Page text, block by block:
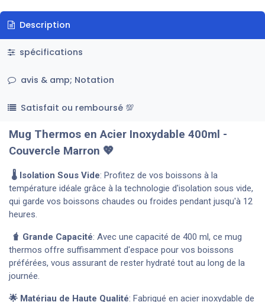
Description
spécifications
avis & amp; Notation
Satisfait ou remboursé 💯
Mug Thermos en Acier Inoxydable 400ml -
Couvercle Marron 💖
🌡️ Isolation Sous Vide: Profitez de vos boissons à la
température idéale grâce à la technologie d'isolation sous vide,
qui garde vos boissons chaudes ou froides pendant jusqu'à 12
heures.
🧋 Grande Capacité: Avec une capacité de 400 ml, ce mug
thermos offre suffisamment d'espace pour vos boissons
préférées, vous assurant de rester hydraté tout au long de la
journée.
🌟 Matériau de Haute Qualité: Fabriqué en acier inoxydable de